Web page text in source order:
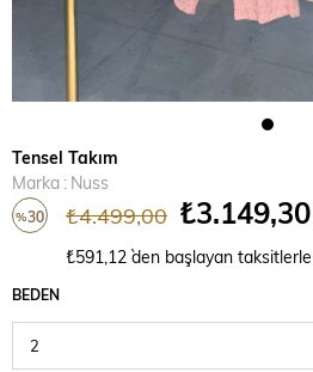
Tensel Takım
Marka : Nuss
%30 ₺4.499,00 ₺3.149,30
₺591,12 `den başlayan taksitlerle
BEDEN